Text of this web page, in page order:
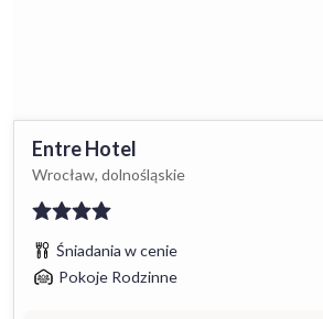
Entre Hotel
Wrocław, dolnośląskie
Śniadania w cenie
Pokoje Rodzinne